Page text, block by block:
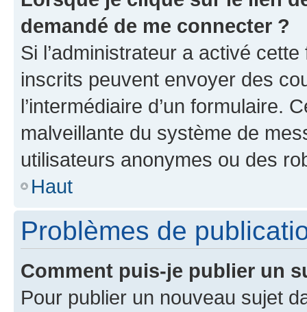
demandé de me connecter ?
Si l’administrateur a activé
inscrits peuvent envoyer des
l’intermédiaire d’un formulaire.
malveillante du système de
utilisateurs anonymes ou des
Haut
Problèmes de
Comment puis-je publier un
Pour publier un nouveau sujet